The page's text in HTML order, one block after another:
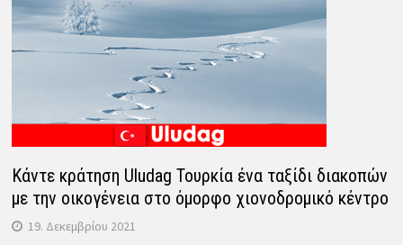
Κάντε κράτηση Uludag Τουρκία ένα ταξίδι διακοπών
με την οικογένεια στο όμορφο χιονοδρομικό κέντρο
19. Δεκεμβρίου 2021